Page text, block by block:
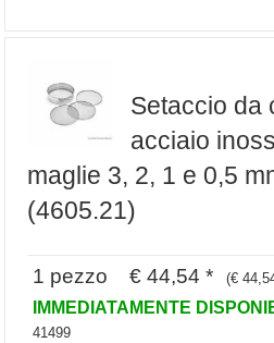
Setaccio da
acciaio
maglie 3, 2, 1 e 0,5
(4605.21)
1 pezzo € 44,54 * (€
IMMEDIATAMENTE
41499